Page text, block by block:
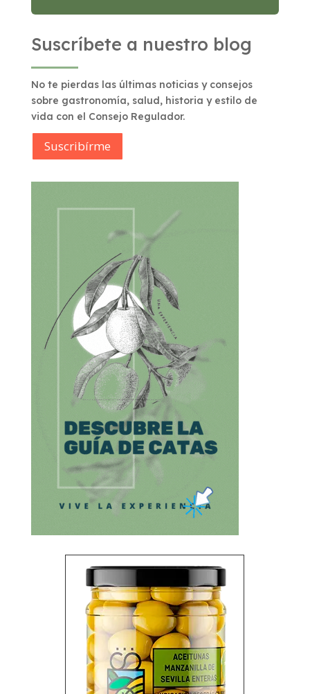
Suscríbete a nuestro blog
No te pierdas las últimas noticias y consejos
sobre gastronomía, salud, historia y estilo de
vida con el Consejo Regulador.
Suscribírme